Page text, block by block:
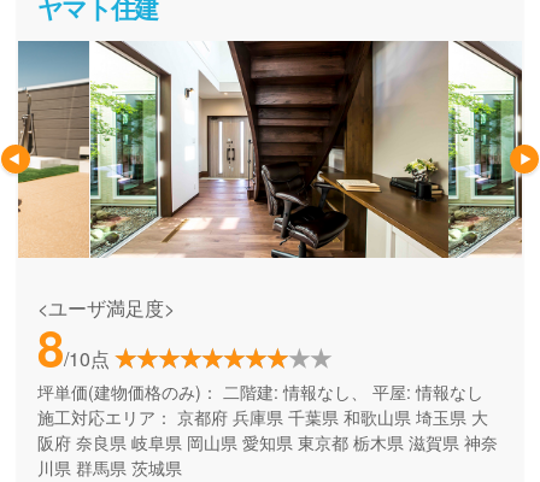
ヤマト住建
<ユーザ満足度>
8/10点
坪単価(建物価格のみ)： 二階建: 情報なし、 平屋: 情報なし
施工対応エリア： 京都府 兵庫県 千葉県 和歌山県 埼玉県 大
阪府 奈良県 岐阜県 岡山県 愛知県 東京都 栃木県 滋賀県 神奈
川県 群馬県 茨城県